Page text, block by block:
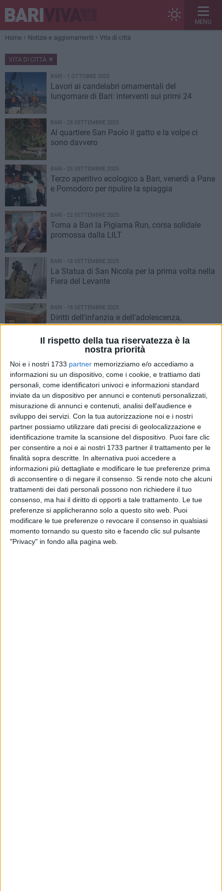
Il rispetto della tua riservatezza è la
nostra priorità
Noi e i nostri 1733 partner memorizziamo e/o accediamo a
informazioni su un dispositivo, come i cookie, e trattiamo dati
personali, come identificatori univoci e informazioni standard
inviate da un dispositivo per annunci e contenuti personalizzati,
misurazione di annunci e contenuti, analisi dell'audience e
sviluppo dei servizi. Con la tua autorizzazione noi e i nostri
partner possiamo utilizzare dati precisi di geolocalizzazione e
identificazione tramite la scansione del dispositivo. Puoi fare clic
per consentire a noi e ai nostri 1733 partner il trattamento per le
finalità sopra descritte. In alternativa puoi accedere a
informazioni più dettagliate e modificare le tue preferenze prima
di acconsentire o di negare il consenso. Si rende noto che alcuni
trattamenti dei dati personali possono non richiedere il tuo
consenso, ma hai il diritto di opporti a tale trattamento. Le tue
preferenze si applicheranno solo a questo sito web. Puoi
modificare le tue preferenze o revocare il consenso in qualsiasi
momento tornando su questo sito e facendo clic sul pulsante
"Privacy" in fondo alla pagina web.
MENU
Home Notizie e aggiornamenti Vita di città
VITA DI CITTÀ
BARI - 1 OTTOBRE 2025
Lavori ai candelabri ornamentali del
lungomare di Bari: interventi sui primi 24
BARI - 28 SETTEMBRE 2025
Al quartiere San Paolo il gatto e la volpe ci
sono davvero
BARI - 25 SETTEMBRE 2025
Terzo aperitivo ecologico a Bari, venerdì a Pane
e Pomodoro per ripulire la spiaggia
BARI - 22 SETTEMBRE 2025
Torna a Bari la Pigiama Run, corsa solidale
promossa dalla LILT
BARI - 18 SETTEMBRE 2025
La Statua di San Nicola per la prima volta nella
Fiera del Levante
BARI - 18 SETTEMBRE 2025
Diritti dell'infanzia e dell'adolescenza,
l'iniziativa di Comune di Bari e Unicef
BARI - 18 SETTEMBRE 2025
Cittadinanza onoraria alla Guardia di Finanza
dal Comune di Bari
BARI - 17 SETTEMBRE 2025
Presentato a Palazzo di Città il BIFBA, Bari
International Fest Bambin*&Adolescenti
BARI - 16 SETTEMBRE 2025
Viva Network lancia il numero WhatsApp per le
segnalazioni dei lettori
BARI - 15 SETTEMBRE 2025
Bari celebra l'indipendenza della Costa Rica:
bandiera su Palazzo di Città
BARI - 12 SETTEMBRE 2025
A Palazzo di Città l'incontro con la Comunità